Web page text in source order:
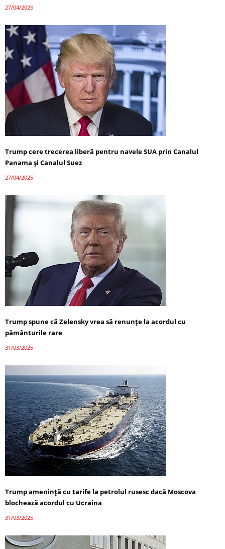
27/04/2025
Trump cere trecerea liberă pentru navele SUA prin Canalul
Panama și Canalul Suez
27/04/2025
Trump spune că Zelensky vrea să renunțe la acordul cu
pământurile rare
31/03/2025
Trump amenință cu tarife la petrolul rusesc dacă Moscova
blochează acordul cu Ucraina
31/03/2025